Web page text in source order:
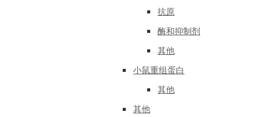
抗原
酶和抑制剂
其他
小鼠重组蛋白
其他
其他